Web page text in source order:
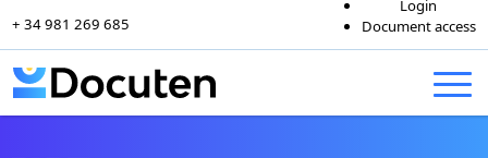
+ 34 981 269 685
Login
Document access
Skip to content